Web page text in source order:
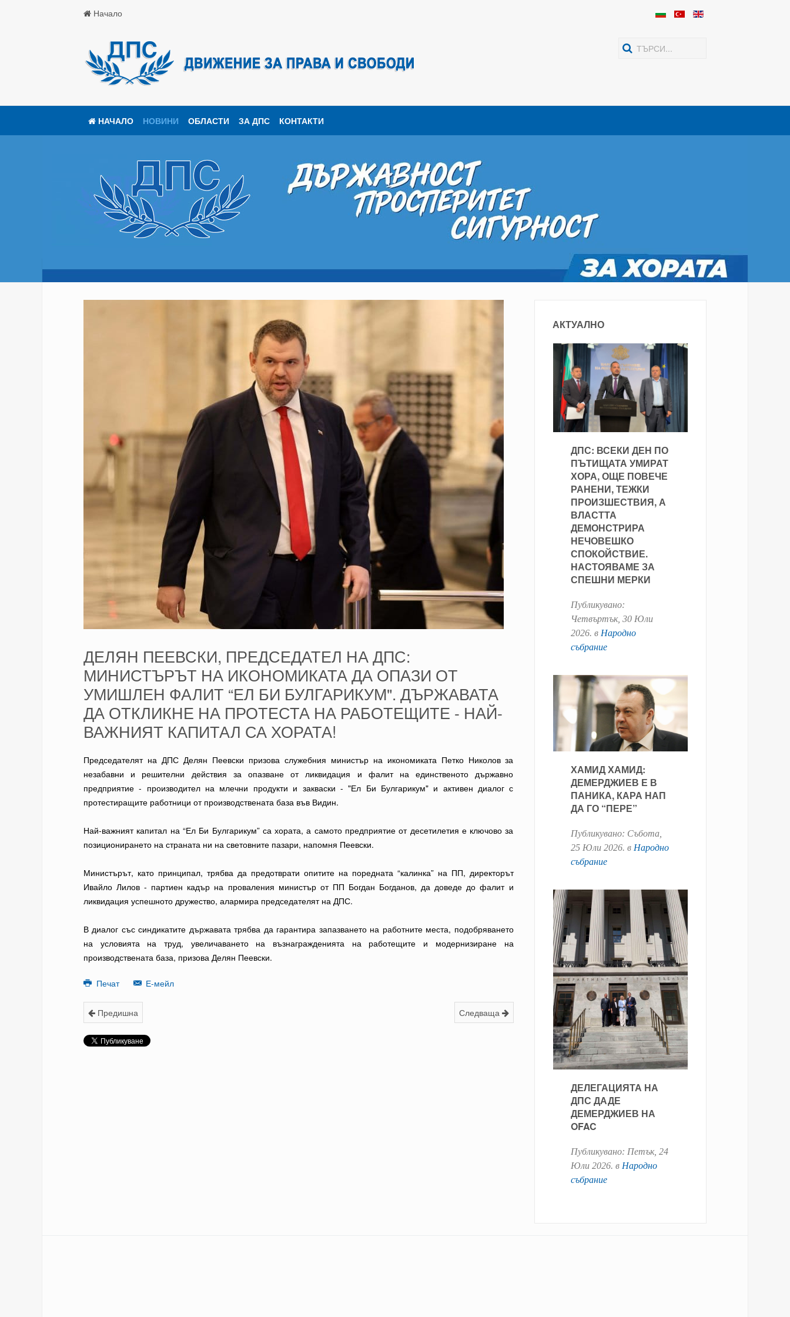
Начало
НАЧАЛО НОВИНИ ОБЛАСТИ ЗА ДПС КОНТАКТИ
ДЕЛЯН ПЕЕВСКИ, ПРЕДСЕДАТЕЛ НА ДПС:
МИНИСТЪРЪТ НА ИКОНОМИКАТА ДА ОПАЗИ ОТ
УМИШЛЕН ФАЛИТ “ЕЛ БИ БУЛГАРИКУМ". ДЪРЖАВАТА
ДА ОТКЛИКНЕ НА ПРОТЕСТА НА РАБОТЕЩИТЕ - НАЙ-
ВАЖНИЯТ КАПИТАЛ СА ХОРАТА!
Председателят на ДПС Делян Пеевски призова служебния министър на икономиката Петко Николов за
незабавни и решителни действия за опазване от ликвидация и фалит на единственото държавно
предприятие - производител на млечни продукти и закваски - "Ел Би Булгарикум" и активен диалог с
протестиращите работници от производствената база във Видин.
Най-важният капитал на “Ел Би Булгарикум” са хората, а самото предприятие от десетилетия е ключово за
позиционирането на страната ни на световните пазари, напомня Пеевски.
Министърът, като принципал, трябва да предотврати опитите на поредната “калинка” на ПП, директорът
Ивайло Лилов - партиен кадър на проваления министър от ПП Богдан Богданов, да доведе до фалит и
ликвидация успешното дружество, алармира председателят на ДПС.
В диалог със синдикатите държавата трябва да гарантира запазването на работните места, подобряването
на условията на труд, увеличаването на възнагражденията на работещите и модернизиране на
производствената база, призова Делян Пеевски.
Печат Е-мейл
Предишна Следваща
АКТУАЛНО
ДПС: ВСЕКИ ДЕН ПО
ПЪТИЩАТА УМИРАТ
ХОРА, ОЩЕ ПОВЕЧЕ
РАНЕНИ, ТЕЖКИ
ПРОИЗШЕСТВИЯ, А
ВЛАСТТА
ДЕМОНСТРИРА
НЕЧОВЕШКО
СПОКОЙСТВИЕ.
НАСТОЯВАМЕ ЗА
СПЕШНИ МЕРКИ
Публикувано:
Четвъртък, 30 Юли
2026. в Народно
събрание
ХАМИД ХАМИД:
ДЕМЕРДЖИЕВ Е В
ПАНИКА, КАРА НАП
ДА ГО “ПЕРЕ”
Публикувано: Събота,
25 Юли 2026. в Народно
събрание
ДЕЛЕГАЦИЯТА НА
ДПС ДАДЕ
ДЕМЕРДЖИЕВ НА
OFAC
Публикувано: Петък, 24
Юли 2026. в Народно
събрание